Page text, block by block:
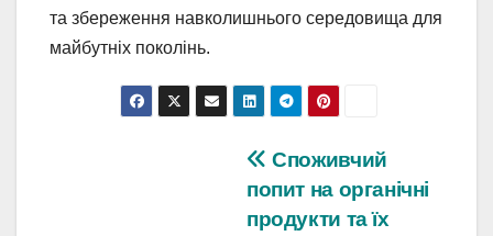
та збереження навколишнього середовища для
майбутніх поколінь.
Споживчий
попит на органічні
продукти та їх